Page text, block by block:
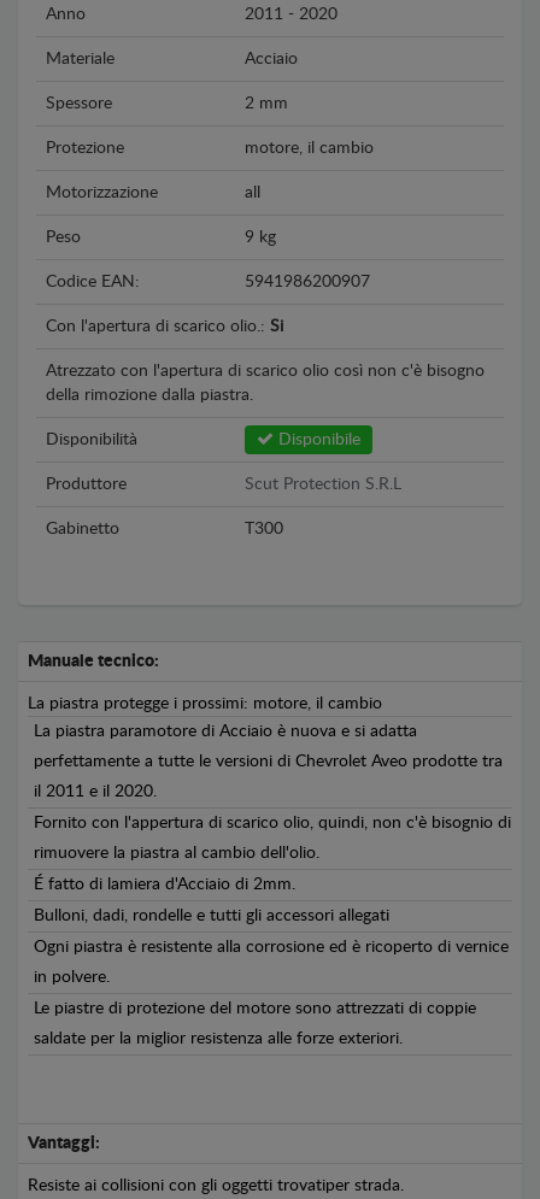
Anno 2011 - 2020
Materiale Acciaio
Spessore 2 mm
Protezione motore, il cambio
Motorizzazione all
Peso 9 kg
Codice EAN: 5941986200907
Con l'apertura di scarico olio.: Si
Atrezzato con l'apertura di scarico olio così non c'è bisogno
della rimozione dalla piastra.
Disponibilità Disponibile
Produttore Scut Protection S.R.L
Gabinetto T300
Manuale tecnico:
La piastra protegge i prossimi: motore, il cambio
La piastra paramotore di Acciaio è nuova e si adatta
perfettamente a tutte le versioni di Chevrolet Aveo prodotte tra
il 2011 e il 2020.
Fornito con l'appertura di scarico olio, quindi, non c'è bisognio di
rimuovere la piastra al cambio dell'olio.
É fatto di lamiera d'Acciaio di 2mm.
Bulloni, dadi, rondelle e tutti gli accessori allegati
Ogni piastra è resistente alla corrosione ed è ricoperto di vernice
in polvere.
Le piastre di protezione del motore sono attrezzati di coppie
saldate per la miglior resistenza alle forze exteriori.
Vantaggi:
Resiste ai collisioni con gli oggetti trovatiper strada.